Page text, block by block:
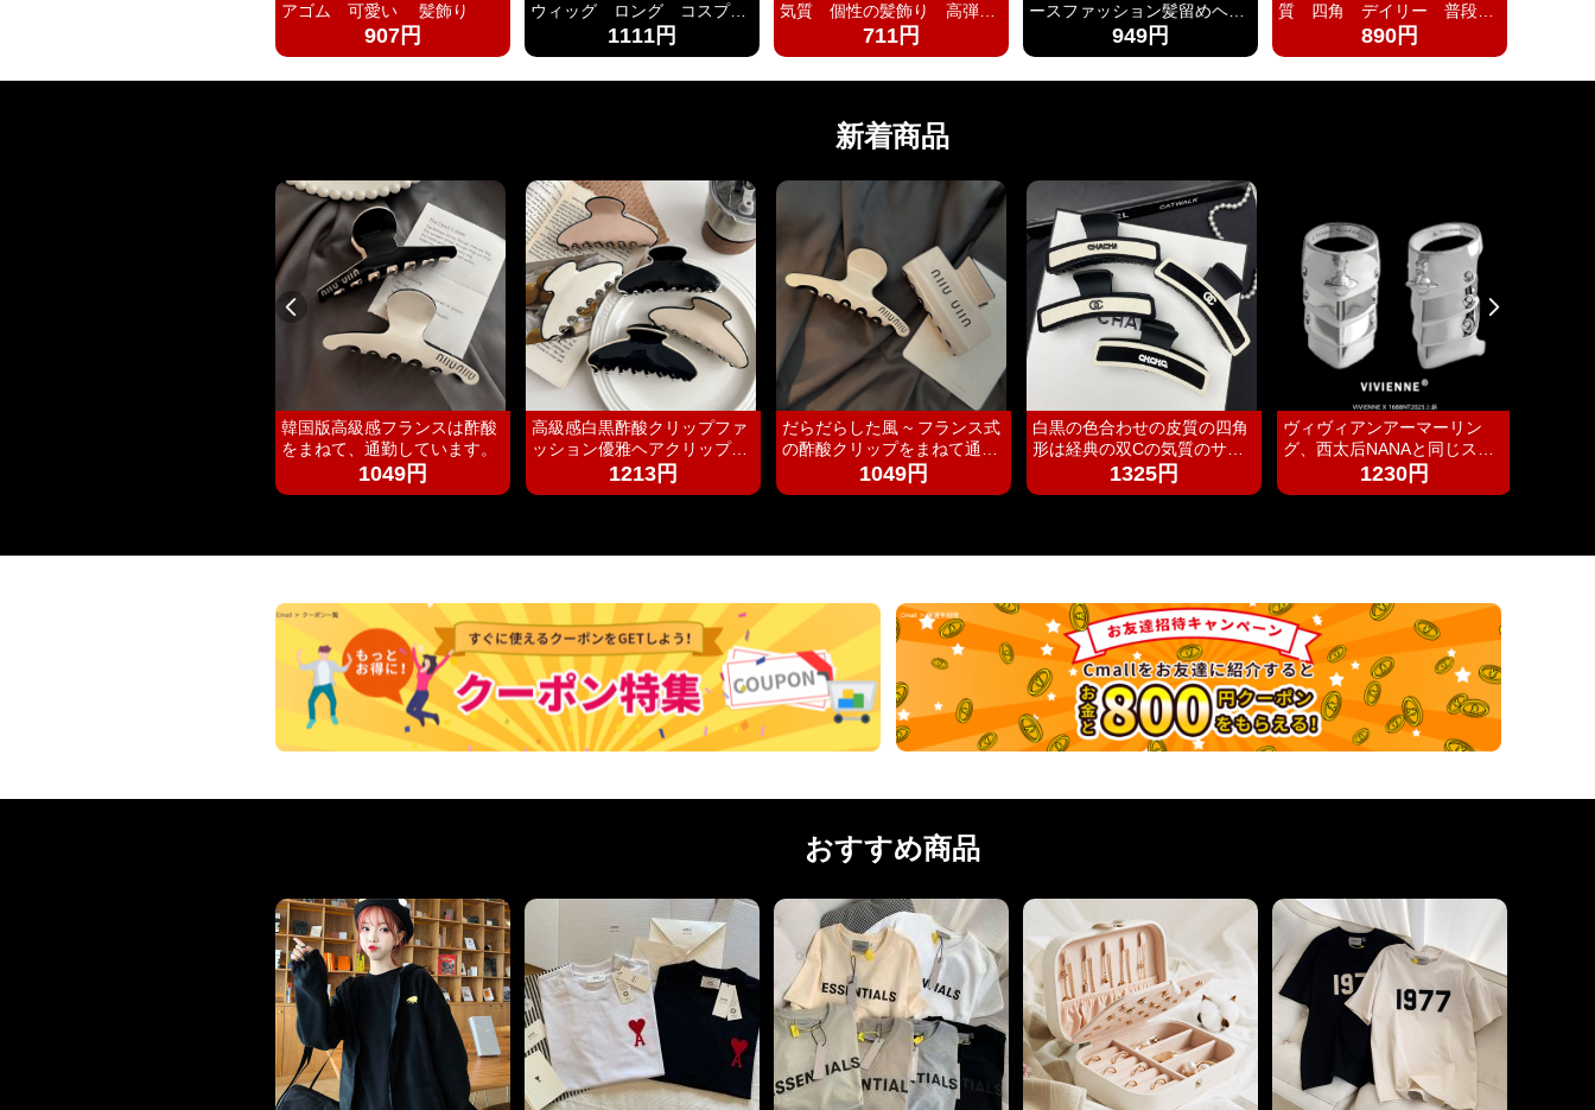
アゴム 可愛い 髪飾り
907円
ウィッグ ロング コスプレ
ウィッグ 混色 原宿系
1111円
気質 個性の髪飾り 高弾力
のゴムひもを作り
711円
ースファッション髪留めヘア
ゴムパールおしゃれ
949円
質 四角 デイリー 普段
用 洗髪用 バンスクリッ
プ ヘアアクセサリー レデ
890円
新着商品
韓国版高級感フランスは酢酸
をまねて、通勤しています。
1049円
高級感白黒酢酸クリップファ
ッション優雅ヘアクリップ女
性後頭部気質アーチ型サメク
リップ髪飾りカード
1213円
だらだらした風 ~ フランス式
の酢酸クリップをまねて通勤
します。韓国の高級感があり
ます。
1049円
白黒の色合わせの皮質の四角
形は経典の双Cの気質のサメ
を挟みます。1325円
ヴィヴィアンアーマーリン
グ、西太后NANAと同じスタ
イル、土星ヴィンテージマー
クアーマージョイントリン
1230円
おすすめ商品